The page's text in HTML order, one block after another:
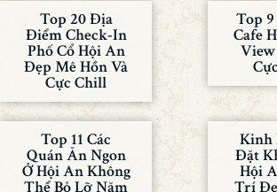
Top 20 Địa
Điểm Check-In
Phố Cổ Hội An
Đẹp Mê Hồn Và
Cực Chill
Top
Cafe
Top 11 Các
Quán Ăn Ngon
Ở Hội An Không
Thể Bỏ Lỡ Năm
Kinh
Đặt
Hội
Trí